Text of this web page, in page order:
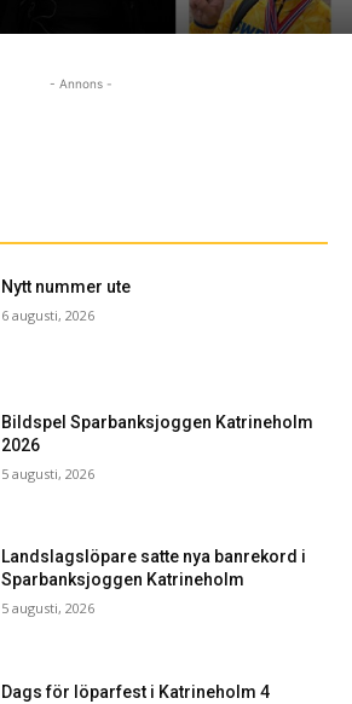
- Annons -
Nytt nummer ute
6 augusti, 2026
Bildspel Sparbanksjoggen Katrineholm
2026
5 augusti, 2026
Landslagslöpare satte nya banrekord i
Sparbanksjoggen Katrineholm
5 augusti, 2026
Dags för löparfest i Katrineholm 4